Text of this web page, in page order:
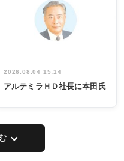
2026.08.04 15:14
アルテミラＨＤ社長に本田氏